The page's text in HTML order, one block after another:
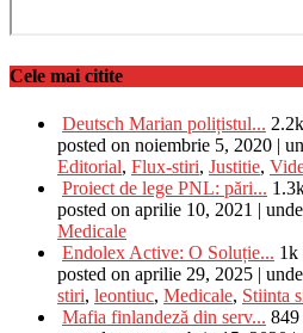
Cele mai citite
Deutsch Marian polițistul...
posted on noiembrie 5, 2020 |
Editorial, Flux-stiri, Justitie,
Proiect de lege PNL: pări...
posted on aprilie 10, 2021 |
Medicale
Endolex Active: O Soluție... 1k
posted on aprilie 29, 2025 |
stiri, leontiuc, Medicale, Stiinta
Mafia finlandeză din serv...